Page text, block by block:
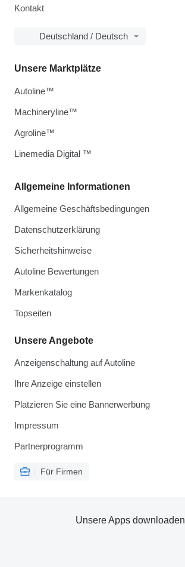
Kontakt
Deutschland / Deutsch
Allgemeine Informationen
Allgemeine Geschäftsbedingungen
Datenschutzerklärung
Sicherheitshinweise
Autoline Bewertungen
Markenkatalog
Topseiten
Unsere Angebote
Anzeigenschaltung auf Autoline
Ihre Anzeige einstellen
Platzieren Sie eine Bannerwerbung
Impressum
Partnerprogramm
Für Firmen
Unsere Marktplätze
Autoline™
Machineryline™
Agroline™
Linemedia Digital ™
Unsere Apps downloaden